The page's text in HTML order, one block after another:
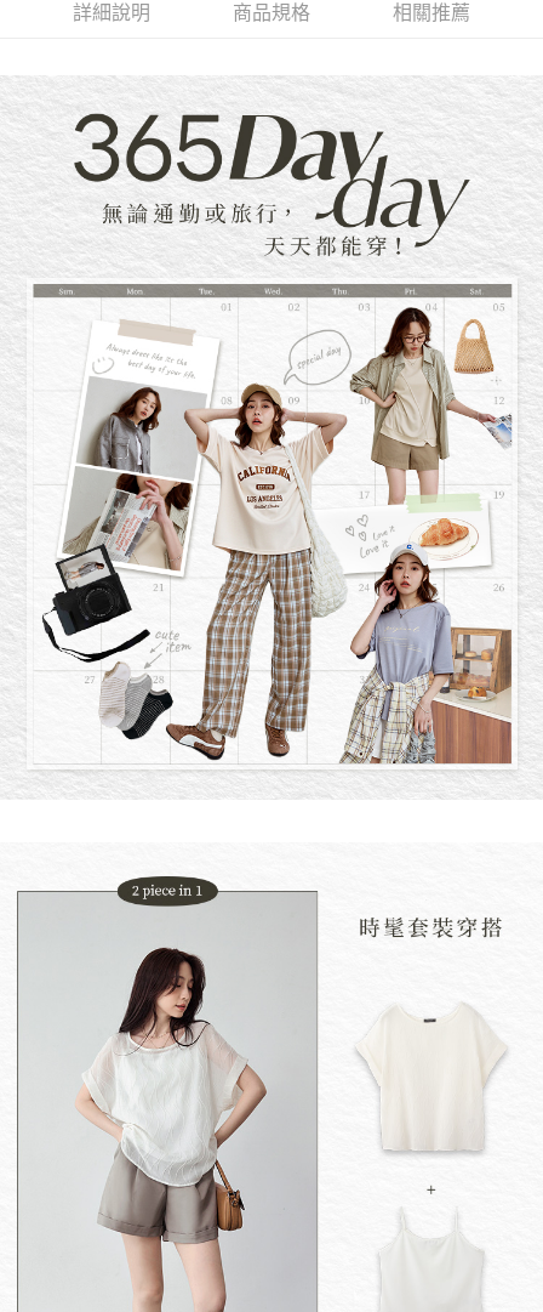
詳細說明 商品規格 相關推薦